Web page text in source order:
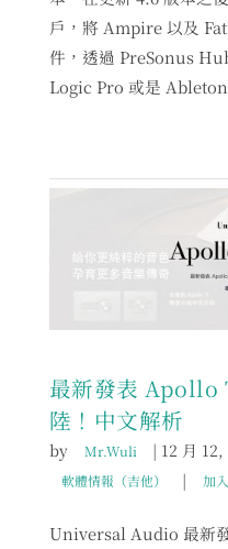
戶，將 Ampire 以及
件，透過 PreSonus
Logic Pro 或是
最新發表
陸！中文解析
by Mr.Wuli | 12 月 12,
軟體情報（吉他） | 加
Universal Audio 最新